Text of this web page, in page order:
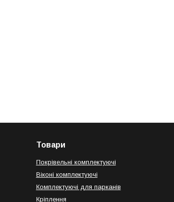
Товари
Покрівельні комплектуючі
Віконі комплектуючі
Комплектуючі для парканів
Кріплення